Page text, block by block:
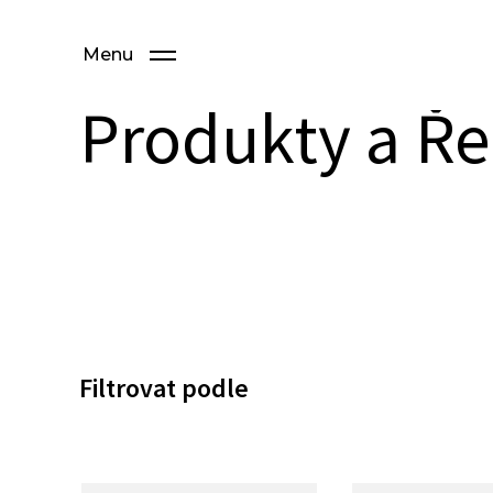
Menu
Produkty a
Filtrovat podle